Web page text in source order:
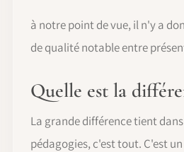
à notre point de vue, il n'y a
de qualité notable entre
Quelle est la
La grande différence tient
pédagogies, c'est tout. C'est